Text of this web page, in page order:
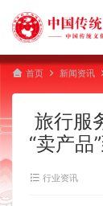
首页 新闻资讯
旅行服
“卖产品
行业资讯